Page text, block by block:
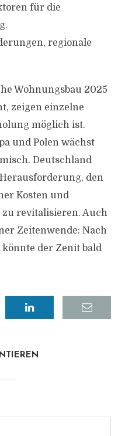
für die
regionale
Wohnungsbau 2025
zeigen einzelne
möglich ist.
und Polen wächst
Deutschland
den
Kosten und
revitalisieren. Auch
Zeitenwende: Nach
der Zenit bald